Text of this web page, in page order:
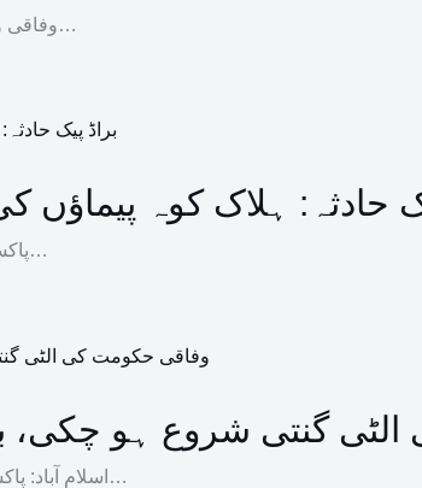
وفاقی وزیر داخلہ محسن نقوی نے کہا ہے کہ وزیراعظم…
حادثہ: ہلاک کوہ
پاکستان کے شمالی علاقے میں واقع دنیا کی سب سے…
گنتی شروع ہو چکی،
اسلام آباد: پاکستان پیپلزپارٹی کے چیئرمین بلاول بھٹو زرداری نے…